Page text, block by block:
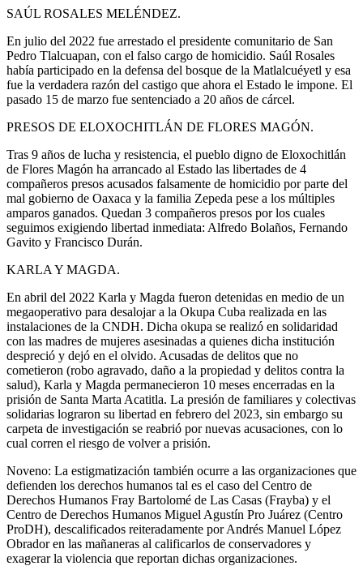
SAÚL ROSALES MELÉNDEZ.
En julio del 2022 fue arrestado el presidente comunitario de San
Pedro Tlalcuapan, con el falso cargo de homicidio. Saúl Rosales
había participado en la defensa del bosque de la Matlalcuéyetl y esa
fue la verdadera razón del castigo que ahora el Estado le impone. El
pasado 15 de marzo fue sentenciado a 20 años de cárcel.
PRESOS DE ELOXOCHITLÁN DE FLORES MAGÓN.
Tras 9 años de lucha y resistencia, el pueblo digno de Eloxochitlán
de Flores Magón ha arrancado al Estado las libertades de 4
compañeros presos acusados falsamente de homicidio por parte del
mal gobierno de Oaxaca y la familia Zepeda pese a los múltiples
amparos ganados. Quedan 3 compañeros presos por los cuales
seguimos exigiendo libertad inmediata: Alfredo Bolaños, Fernando
Gavito y Francisco Durán.
KARLA Y MAGDA.
En abril del 2022 Karla y Magda fueron detenidas en medio de un
megaoperativo para desalojar a la Okupa Cuba realizada en las
instalaciones de la CNDH. Dicha okupa se realizó en solidaridad
con las madres de mujeres asesinadas a quienes dicha institución
despreció y dejó en el olvido. Acusadas de delitos que no
cometieron (robo agravado, daño a la propiedad y delitos contra la
salud), Karla y Magda permanecieron 10 meses encerradas en la
prisión de Santa Marta Acatitla. La presión de familiares y colectivas
solidarias lograron su libertad en febrero del 2023, sin embargo su
carpeta de investigación se reabrió por nuevas acusaciones, con lo
cual corren el riesgo de volver a prisión.
Noveno: La estigmatización también ocurre a las organizaciones que
defienden los derechos humanos tal es el caso del Centro de
Derechos Humanos Fray Bartolomé de Las Casas (Frayba) y el
Centro de Derechos Humanos Miguel Agustín Pro Juárez (Centro
ProDH), descalificados reiteradamente por Andrés Manuel López
Obrador en las mañaneras al calificarlos de conservadores y
exagerar la violencia que reportan dichas organizaciones.